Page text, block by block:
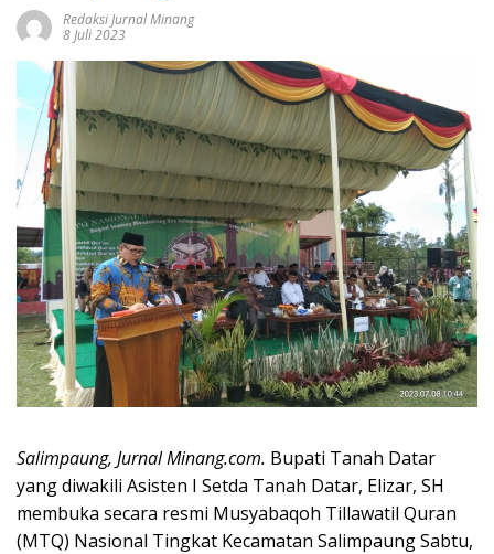
Redaksi Jurnal Minang
8 Juli 2023
Salimpaung, Jurnal Minang.com. Bupati Tanah Datar
yang diwakili Asisten I Setda Tanah Datar, Elizar, SH
membuka secara resmi Musyabaqoh Tillawatil Quran
(MTQ) Nasional Tingkat Kecamatan Salimpaung Sabtu,